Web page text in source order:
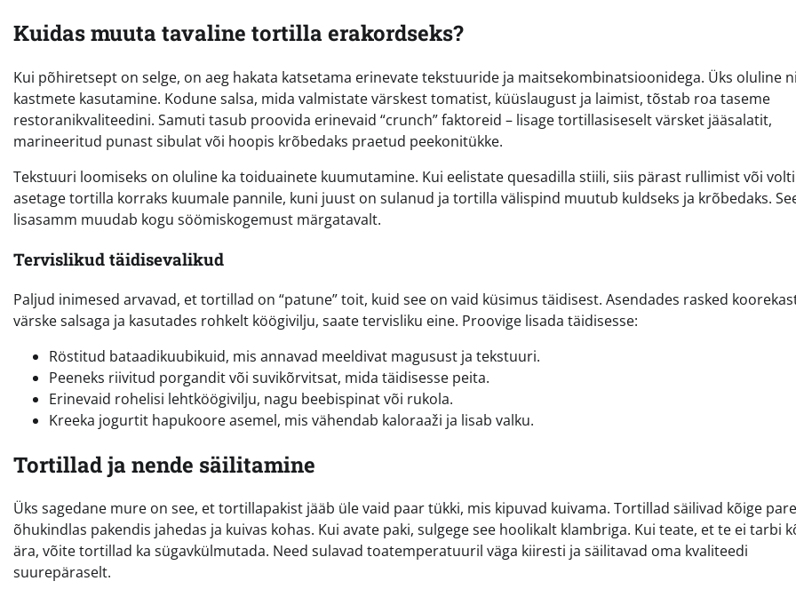
Kuidas muuta tavaline tortilla erakordseks?
Kui põhiretsept on selge, on aeg hakata katsetama erinevate tekstuuride ja maitsekombinatsioonidega. Üks oluline
kastmete kasutamine. Kodune salsa, mida valmistate värskest tomatist, küüslaugust ja laimist, tõstab roa taseme
restoranikvaliteedini. Samuti tasub proovida erinevaid “crunch” faktoreid – lisage tortillasiseselt värsket jääsalatit,
marineeritud punast sibulat või hoopis krõbedaks praetud peekonitükke.
Tekstuuri loomiseks on oluline ka toiduainete kuumutamine. Kui eelistate quesadilla stiili, siis pärast rullimist või
asetage tortilla korraks kuumale pannile, kuni juust on sulanud ja tortilla välispind muutub kuldseks ja krõbedaks.
lisasamm muudab kogu söömiskogemust märgatavalt.
Tervislikud täidisevalikud
Paljud inimesed arvavad, et tortillad on “patune” toit, kuid see on vaid küsimus täidisest. Asendades rasked
värske salsaga ja kasutades rohkelt köögivilju, saate tervisliku eine. Proovige lisada täidisesse:
Röstitud bataadikuubikuid, mis annavad meeldivat magusust ja tekstuuri.
Peeneks riivitud porgandit või suvikõrvitsat, mida täidisesse peita.
Erinevaid rohelisi lehtköögivilju, nagu beebispinat või rukola.
Kreeka jogurtit hapukoore asemel, mis vähendab kaloraaži ja lisab valku.
Tortillad ja nende säilitamine
Üks sagedane mure on see, et tortillapakist jääb üle vaid paar tükki, mis kipuvad kuivama. Tortillad säilivad kõige
õhukindlas pakendis jahedas ja kuivas kohas. Kui avate paki, sulgege see hoolikalt klambriga. Kui teate, et te ei tarbi
ära, võite tortillad ka sügavkülmutada. Need sulavad toatemperatuuril väga kiiresti ja säilitavad oma kvaliteedi
suurepäraselt.